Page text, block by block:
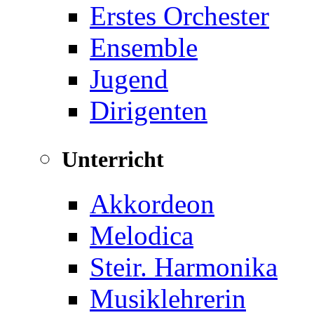
Erstes Orchester
Ensemble
Jugend
Dirigenten
Unterricht
Akkordeon
Melodica
Steir. Harmonika
Musiklehrerin